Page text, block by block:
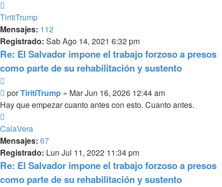
TiritiTrump
Mensajes: 112
Registrado: Sab Ago 14, 2021 6:32 pm
Re: El Salvador impone el trabajo forzoso a presos
como parte de su rehabilitación y sustento
Mensaje
porTiritiTrump » Mar Jun 16, 2026 12:44 am
Hay que empezar cuanto antes con esto. Cuanto antes.
CalaVera
Mensajes: 67
Registrado: Lun Jul 11, 2022 11:34 pm
Re: El Salvador impone el trabajo forzoso a presos
como parte de su rehabilitación y sustento